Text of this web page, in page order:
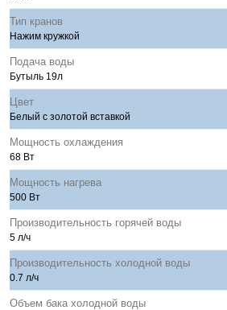
Тип кранов
Нажим кружкой
Подача воды
Бутыль 19л
Цвет
Белый с золотой вставкой
Мощность охлаждения
68 Вт
Мощность нагрева
500 Вт
Производительность горячей воды
5 л/ч
Производительность холодной воды
0.7 л/ч
Объем бака холодной воды